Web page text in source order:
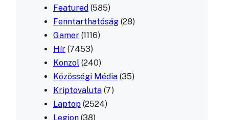
Featured (585)
Fenntarthatóság (28)
Gamer (1116)
Hír (7453)
Konzol (240)
Közösségi Média (35)
Kriptovaluta (7)
Laptop (2524)
Legion (38)